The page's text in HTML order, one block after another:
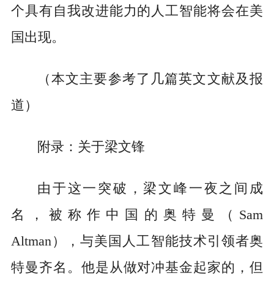
个具有自我改进能力的人工智能将会在美
国出现。
（本文主要参考了几篇英文文献及报
道）
附录：关于梁文锋
由于这一突破，梁文峰一夜之间成
名，被称作中国的奥特曼（Sam
Altman），与美国人工智能技术引领者奥
特曼齐名。他是从做对冲基金起家的，但